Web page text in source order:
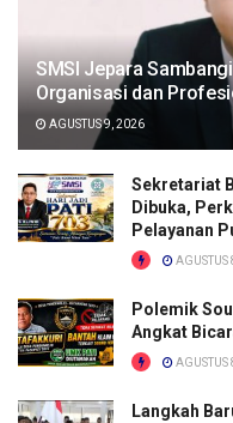
SMSI Jepara
Organisasi dan
AGUSTUS 9, 2026
Sekretariat
Dibuka,
Pelayanan
AGUSTUS
Polemik
Angkat
AGUSTUS
Langkah